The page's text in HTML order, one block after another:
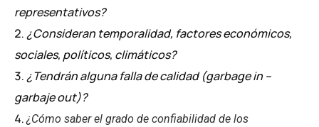
representativos?
¿Consideran temporalidad, factores económicos,
sociales, políticos, climáticos?
¿Tendrán alguna falla de calidad (garbage in –
garbaje out)?
¿Cómo saber el grado de confiabilidad de los